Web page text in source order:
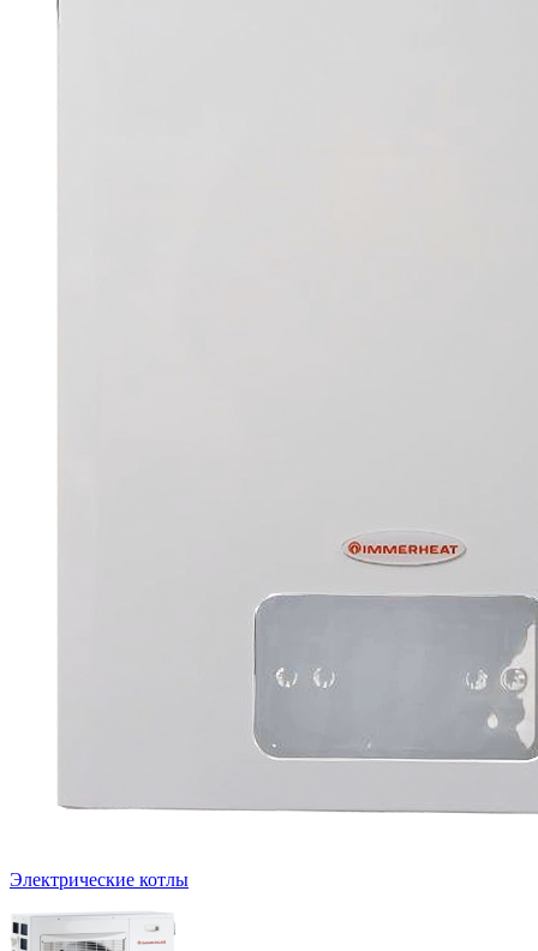
Электрические котлы